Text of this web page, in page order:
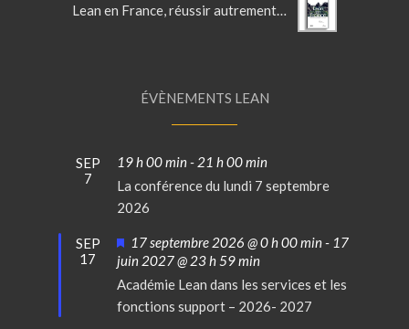
Lean en France, réussir autrement, l'entreprise au XXIè siècle
ÉVÈNEMENTS LEAN
SEP
7
19 h 00 min- 21 h 00 min
La conférence du lundi 7 septembre
2026
SEP
17
Mis
en
avant
17 septembre 2026 @ 0 h 00 min- 17
juin 2027 @ 23 h 59 min
Académie Lean dans les services et les
fonctions support – 2026- 2027